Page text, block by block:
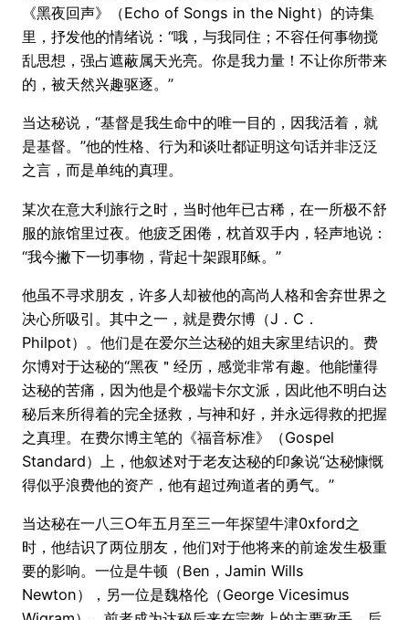
《黑夜回声》（Echo of Songs in the Night）的诗集
里，抒发他的情绪说：“哦，与我同住；不容任何事物搅
乱思想，强占遮蔽属天光亮。你是我力量！不让你所带来
的，被天然兴趣驱逐。”
当达秘说，“基督是我生命中的唯一目的，因我活着，就
是基督。”他的性格、行为和谈吐都证明这句话并非泛泛
之言，而是单纯的真理。
某次在意大利旅行之时，当时他年已古稀，在一所极不舒
服的旅馆里过夜。他疲乏困倦，枕首双手内，轻声地说：
“我今撇下一切事物，背起十架跟耶稣。”
他虽不寻求朋友，许多人却被他的高尚人格和舍弃世界之
决心所吸引。其中之一，就是费尔博（J．C．
Philpot）。他们是在爱尔兰达秘的姐夫家里结识的。费
尔博对于达秘的“黑夜＂经历，感觉非常有趣。他能懂得
达秘的苦痛，因为他是个极端卡尔文派，因此他不明白达
秘后来所得着的完全拯救，与神和好，并永远得救的把握
之真理。在费尔博主笔的《福音标准》（Gospel
Standard）上，他叙述对于老友达秘的印象说“达秘慷慨
得似乎浪费他的资产，他有超过殉道者的勇气。”
当达秘在一八三○年五月至三一年探望牛津0xford之
时，他结识了两位朋友，他们对于他将来的前途发生极重
要的影响。一位是牛顿（Ben，Jamin Wills
Newton），另一位是魏格伦（George Vicesimus